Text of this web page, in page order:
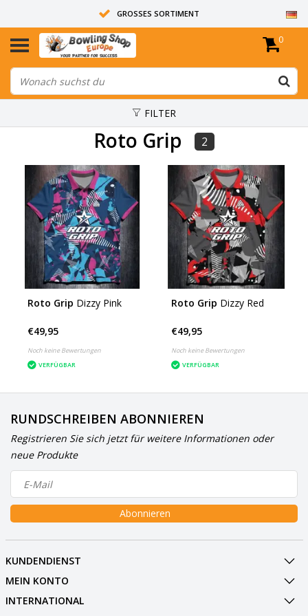
GROSSES SORTIMENT
14 TAGE RÜCKGABERECHT
ALLE BOWLINGKUGELN SIND UNGEBOHRT
0
FILTER
Roto Grip 2
Roto Grip Dizzy Pink
€49,95
Noch keine Bewertungen
VERFÜGBAR
Roto Grip Dizzy Red
€49,95
Noch keine Bewertungen
VERFÜGBAR
RUNDSCHREIBEN ABONNIEREN
Registrieren Sie sich jetzt für weitere Informationen oder
neue Produkte
Abonnieren
KUNDENDIENST
MEIN KONTO
INTERNATIONAL